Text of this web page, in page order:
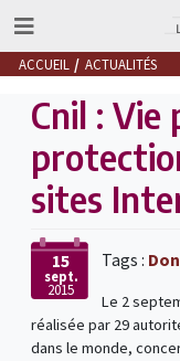
ACCUEIL ACTUALITÉS
Cnil : Vie
sites
15
sept.
2015
Tags :
Le 2
réalisée par 29
dans le monde,